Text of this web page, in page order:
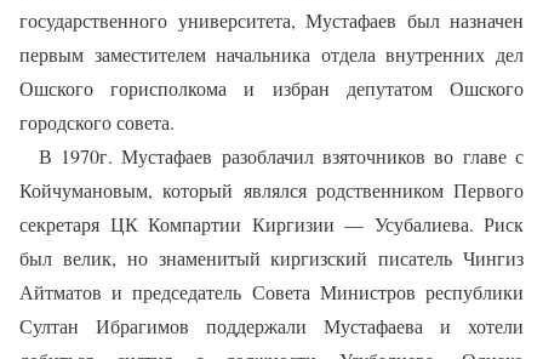
государственного университета, Мустафаев был назначен
первым заместителем начальника отдела внутренних дел
Ошского горисполкома и избран депутатом Ошского
городского совета.
В 1970г. Мустафаев разоблачил взяточников во главе с
Койчумановым, который являлся родственником Первого
секретаря ЦК Компартии Киргизии — Усубалиева. Риск
был велик, но знаменитый киргизский писатель Чингиз
Айтматов и председатель Совета Министров республики
Султан Ибрагимов поддержали Мустафаева и хотели